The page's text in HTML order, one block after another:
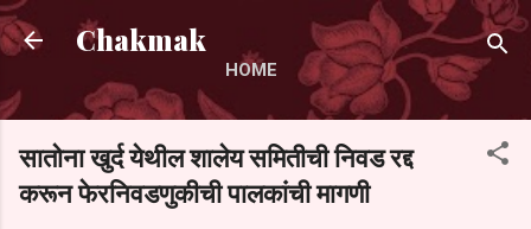
Skip to main content
Chakmak
HOME
सातोना खुर्द येथील शालेय समितीची निवड रद्द
करून फेरनिवडणुकीची पालकांची मागणी